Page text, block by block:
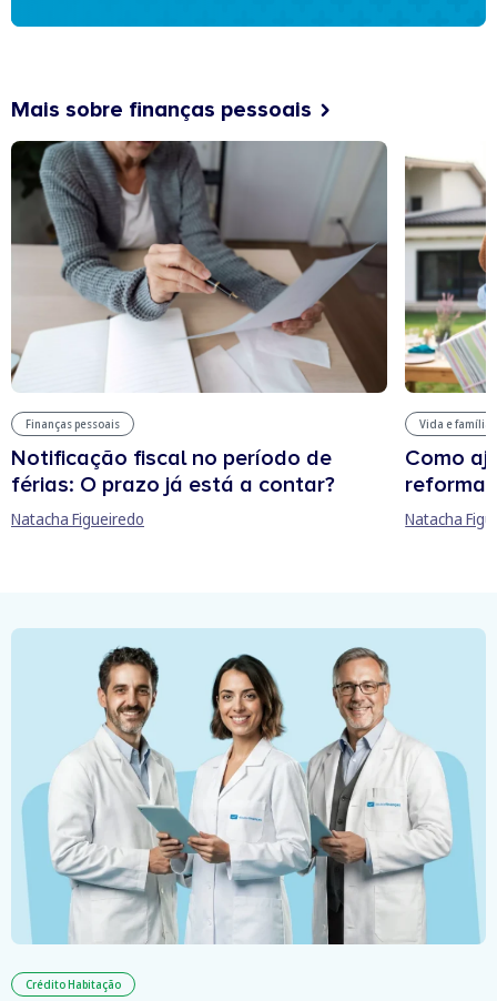
Mais sobre finanças pessoais
Finanças pessoais
Notificação fiscal no período de
férias: O prazo já está a contar?
Natacha Figueiredo
Vida e família
Como
reforma
Natacha
Crédito Habitação